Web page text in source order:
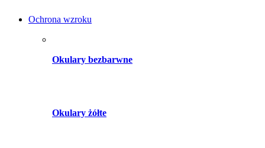
Ochrona wzroku
Okulary bezbarwne
Okulary żółte